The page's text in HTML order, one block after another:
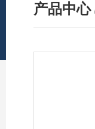
产品中心